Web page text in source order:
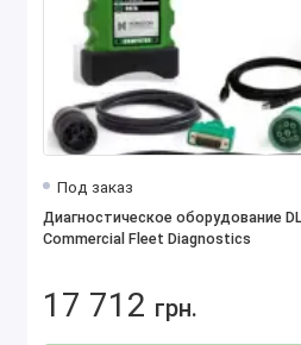
Под заказ
Диагностическое оборудование
Commercial Fleet Diagnostics
17 712 грн.